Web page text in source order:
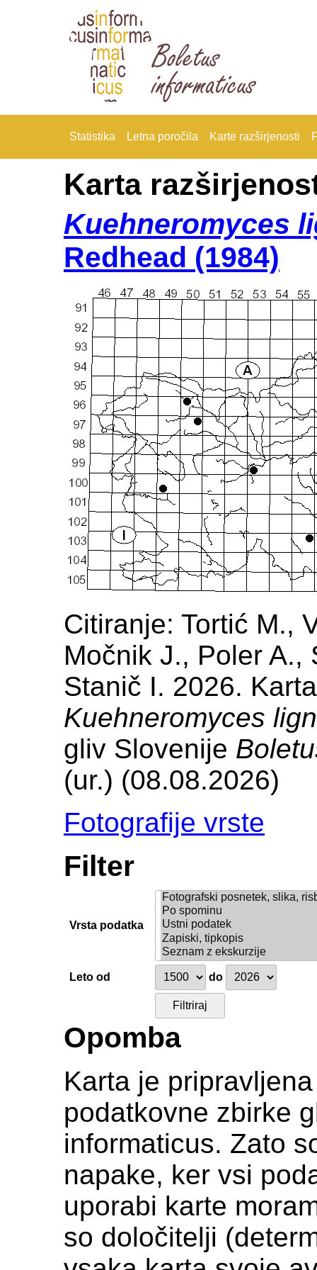
Statistika Letna poročila Karte razširjenosti
Karta
Kuehneromyces
Redhead (1984)
Citiranje: Tortić M.,
Močnik J., Poler A.,
Stanič I. 2026.
Kuehneromyces
gliv Slovenije
(ur.) (08.08.2026)
Fotografije vrste
Filter
Vrsta podatka
Leto od do
Opomba
Karta je
podatkovne zbirke
informaticus. Zato
napake, ker vsi
uporabi karte
so določitelji